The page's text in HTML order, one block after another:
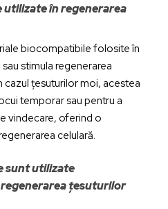
utilizate în regenerarea
biocompatibile folosite în
stimula regenerarea
cazul țesuturilor moi, acestea
temporar sau pentru a
vindecare, oferind o
celulară.
sunt utilizate
țesuturilor